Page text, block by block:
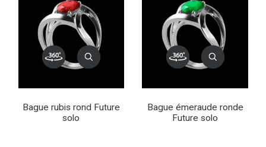
Bague rubis rond Future
solo
Bague émeraude ronde
Future solo